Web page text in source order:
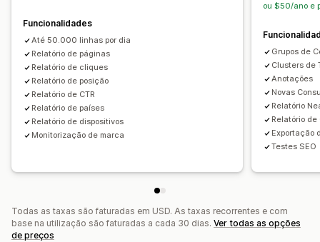
Funcionalidades
Até 50.000 linhas por dia
Relatório de páginas
Relatório de cliques
Relatório de posição
Relatório de CTR
Relatório de países
Relatório de dispositivos
Monitorização de marca
ou $50/ano e
Grupos de
Clusters de
Anotações
Novas
Relatório
Relatório
Exportação
Testes SEO
Todas as taxas são faturadas em USD. As taxas recorrentes e com
base na utilização são faturadas a cada 30 dias. Ver todas as opções
de preços